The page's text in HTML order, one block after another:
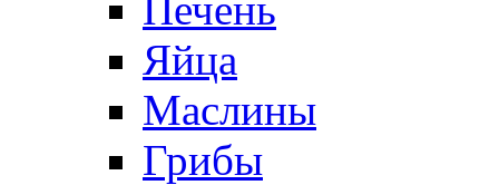
Яйца
Маслины
Грибы